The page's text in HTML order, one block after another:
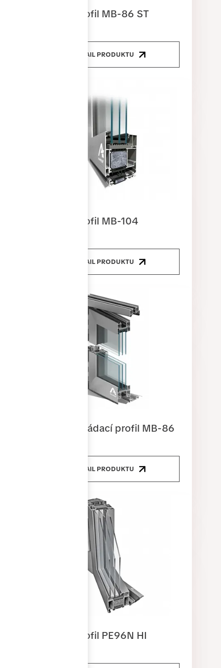
Dveřní profil MB-86 ST
DETAIL PRODUKTU
Dveřní profil MB-104
DETAIL PRODUKTU
Dveřní skládací profil MB-86
DETAIL PRODUKTU
Dveřní profil PE96N HI